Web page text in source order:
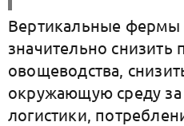
Вертикальные фермы
значительно снизить
овощеводства,
окружающую среду за
логистики,